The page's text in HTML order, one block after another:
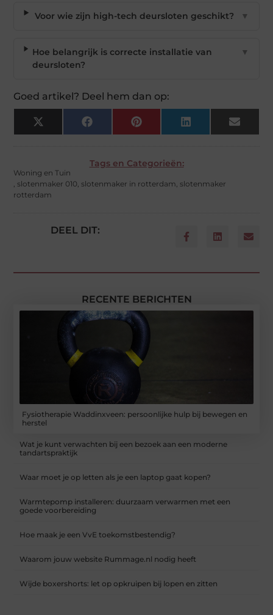
Voor wie zijn high-tech deursloten geschikt? ▼
Hoe belangrijk is correcte installatie van
deursloten?
▼
Goed artikel? Deel hem dan op:
X
(Twitter)
Facebook Pinterest LinkedIn Email
Tags en Categorieën:
Woning en Tuin
, slotenmaker 010, slotenmaker in rotterdam, slotenmaker
rotterdam
DEEL DIT:
RECENTE BERICHTEN
Fysiotherapie Waddinxveen: persoonlijke hulp bij bewegen en
herstel
Wat je kunt verwachten bij een bezoek aan een moderne
tandartspraktijk
Waar moet je op letten als je een laptop gaat kopen?
Warmtepomp installeren: duurzaam verwarmen met een
goede voorbereiding
Hoe maak je een VvE toekomstbestendig?
Waarom jouw website Rummage.nl nodig heeft
Wijde boxershorts: let op opkruipen bij lopen en zitten